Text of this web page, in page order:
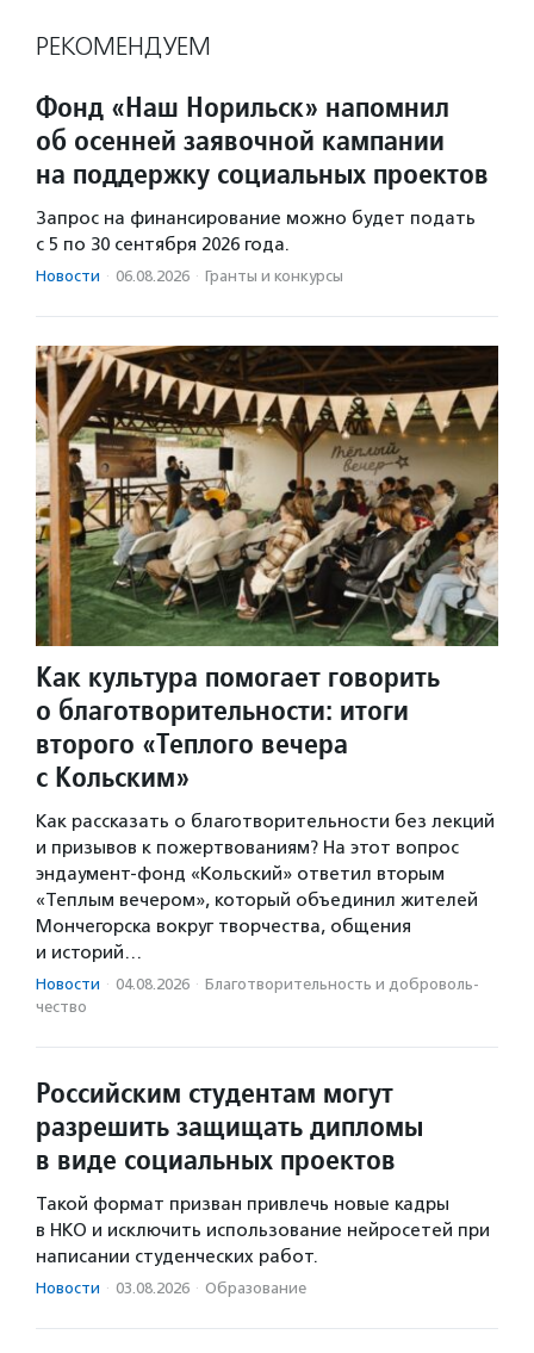
РЕКОМЕНДУЕМ
Фонд «Наш Норильск» напомнил
об осенней заявочной кампании
на поддержку социальных проектов
Запрос на финансирование можно будет подать
с 5 по 30 сентября 2026 года.
Новости · 06.08.2026 · Гранты и конкурсы
Как культура помогает говорить
о благотворительности: итоги
второго «Теплого вечера
с Кольским»
Как рассказать о благотворительности без лекций
и призывов к пожертвованиям? На этот вопрос
эндаумент-фонд «Кольский» ответил вторым
«Теплым вечером», который объединил жителей
Мончегорска вокруг творчества, общения
и историй…
Новости · 04.08.2026 · Благотвори­тель­ность и доброволь­
чест­во
Российским студентам могут
разрешить защищать дипломы
в виде социальных проектов
Такой формат призван привлечь новые кадры
в НКО и исключить использование нейросетей при
написании студенческих работ.
Новости · 03.08.2026 · Образование